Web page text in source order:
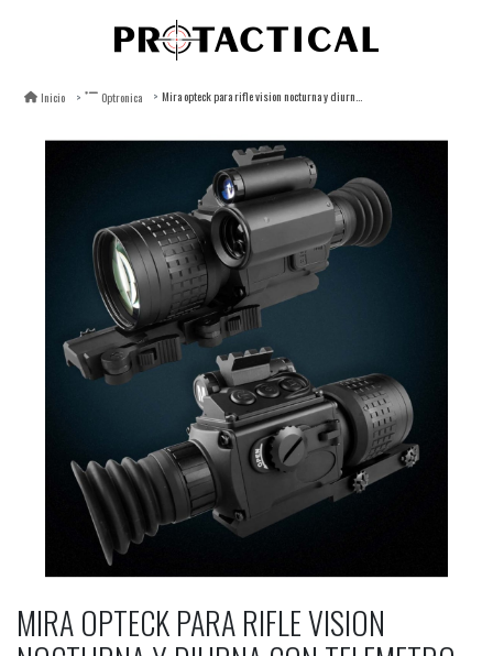
Inicio Optronica Mira opteck para rifle vision nocturna y diurna con telemetro laser
MIRA OPTECK PARA RIFLE VISION